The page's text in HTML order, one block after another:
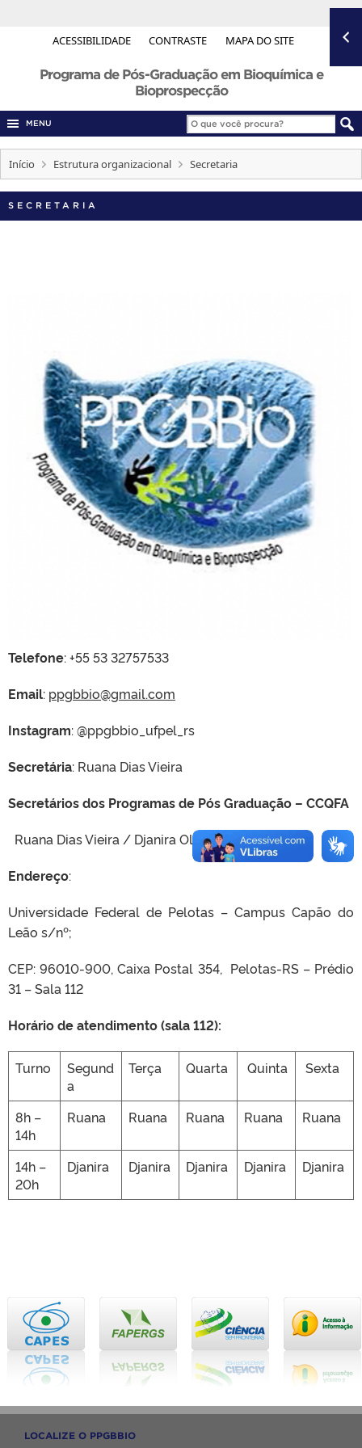
ACESSIBILIDADE CONTRASTE MAPA DO SITE
Programa de Pós-Graduação em Bioquímica e
Bioprospecção
MENU
Início Estrutura organizacional Secretaria
SECRETARIA
Telefone: +55 53 32757533
Email: ppgbbio@gmail.com
Instagram: @ppgbbio_ufpel_rs
Secretária: Ruana Dias Vieira
Secretários dos Programas de Pós Graduação – CCQFA
Ruana Dias Vieira / Djanira Oliveira Maciel
Endereço:
Universidade Federal de Pelotas – Campus Capão do
Leão s/nº;
CEP: 96010-900, Caixa Postal 354, Pelotas-RS – Prédio
31 – Sala 112
Horário de atendimento (sala 112):
Turno
Segund
a
Terça Quarta Quinta Sexta
8h –
14h
Ruana Ruana Ruana Ruana Ruana
14h –
20h
Djanira Djanira Djanira Djanira Djanira
LOCALIZE O PPGBBIO